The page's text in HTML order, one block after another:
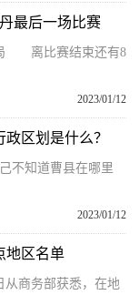
最后一场比赛
局 离比赛结束还有8
2023/01/12
区划是什么？
不知道曹县在哪里
2023/01/12
地区名单
从商务部获悉，在地